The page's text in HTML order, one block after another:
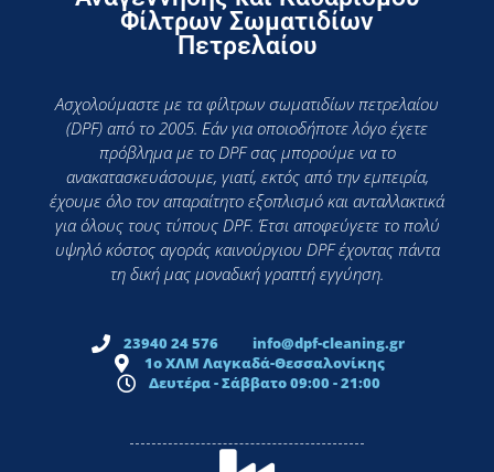
Φίλτρων Σωματιδίων
Πετρελαίου
Ασχολούμαστε με τα φίλτρων σωματιδίων πετρελαίου
(DPF) από το 2005. Εάν για οποιοδήποτε λόγο έχετε
πρόβλημα με το DPF σας μπορούμε να το
ανακατασκευάσουμε, γιατί, εκτός από την εμπειρία,
έχουμε όλο τον απαραίτητο εξοπλισμό και ανταλλακτικά
για όλους τους τύπους DPF. Έτσι αποφεύγετε το πολύ
υψηλό κόστος αγοράς καινούργιου DPF έχοντας πάντα
τη δική μας μοναδική γραπτή εγγύηση.
23940 24 576
info@dpf-cleaning.gr
1ο ΧΛΜ Λαγκαδά-Θεσσαλονίκης
Δευτέρα - Σάββατο 09:00 - 21:00